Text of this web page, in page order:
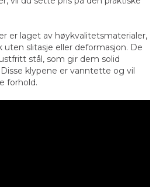
er laget av høykvalitetsmaterialer,
uten slitasje eller deformasjon. De
stål, som gir dem solid
klypene er vanntette og vil
forhold.